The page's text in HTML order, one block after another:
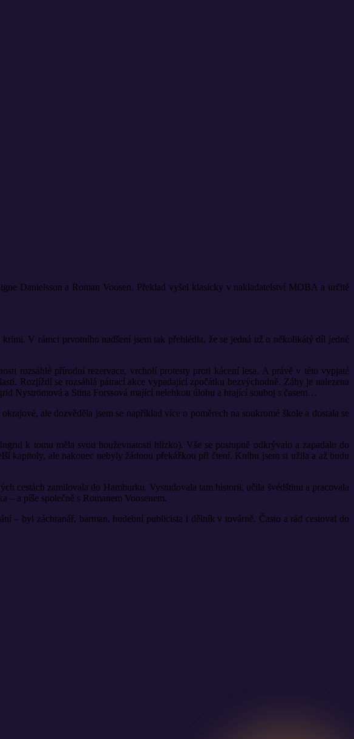
Danielsson a Roman Voosen. Překlad vyšel klasicky v nakladatelství MOBA a určitě
V rámci prvotního nadšení jsem tak přehlédla, že se jedná už o několikátý díl jedné
rozsáhlé přírodní rezervace, vrcholí protesty proti kácení lesa. A právě v této vypjaté
Rozjíždí se rozsáhlá pátrací akce vypadající zpočátku bezvýchodně. Záhy je nalezena
Nyströmová a Stina Forssová mající nelehkou úlohu a hrající souboj s časem…
ale dozvěděla jsem se například více o poměrech na soukromé škole a dostala se
k tomu měla svou houževnatostí blízko). Vše se postupně odkrývalo a zapadalo do
kapitoly, ale nakonec nebyly žádnou překážkou při čtení. Knihu jsem si užila a až budu
cestách zamilovala do Hamburku. Vystudovala tam historii, učila švédštinu a pracovala
– a píše společně s Romanem Voosenem.
– byl záchranář, barman, hudební publicista i dělník v továrně. Často a rád cestoval do